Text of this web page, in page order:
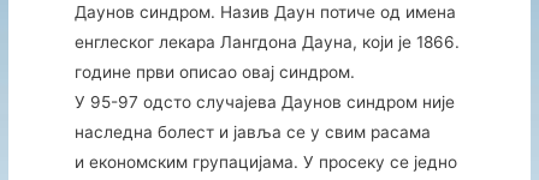
Даунов синдром. Назив Даун потиче од имена
енглеског лекара Лангдона Дауна, који је 1866.
године први описао oвај синдром.
У 95-97 одсто случајева Даунов синдром није
наследна болест и јавља се у свим расама
и економским групацијама. У просеку се једно